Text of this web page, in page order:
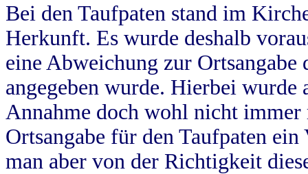
Bei den Taufpaten stand im
Herkunft. Es wurde deshalb
eine Abweichung zur
angegeben wurde. Hierbei wurde
Annahme doch wohl nicht
Ortsangabe für den Taufpaten
man aber von der Richtigkeit